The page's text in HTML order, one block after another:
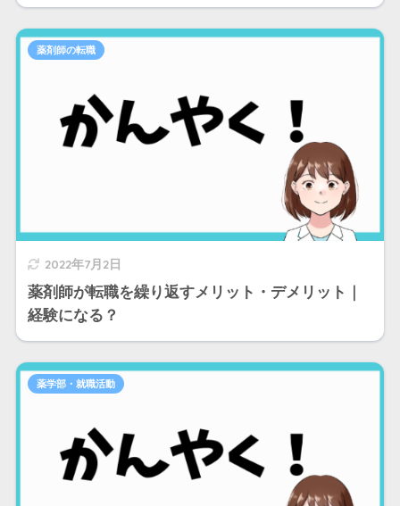
2022年7月2日
薬剤師が転職を繰り返すメリット・デメリット｜
経験になる？
薬剤師の転職
薬学部・就職活動